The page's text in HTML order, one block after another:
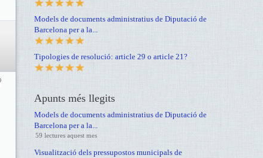
Models de documents administratius de Diputació de
Barcelona per a la...
Tipologies de resolució: article 29 o article 21?
Apunts més llegits
Models de documents administratius de Diputació de
Barcelona per a la...
59 lectures aquest mes
Visualització dels pressupostos municipals de